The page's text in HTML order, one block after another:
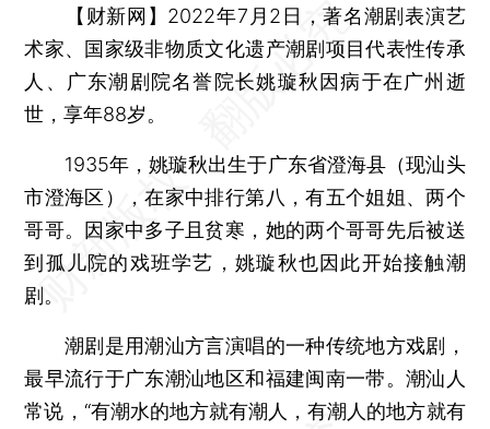
【财新网】 2022年7月2日，著名潮剧表演艺
术家、国家级非物质文化遗产潮剧项目代表性传承
人、广东潮剧院名誉院长姚璇秋因病于在广州逝
世，享年88岁。
1935年，姚璇秋出生于广东省澄海县（现汕头
市澄海区），在家中排行第八，有五个姐姐、两个
哥哥。因家中多子且贫寒，她的两个哥哥先后被送
到孤儿院的戏班学艺，姚璇秋也因此开始接触潮
剧。
潮剧是用潮汕方言演唱的一种传统地方戏剧，
最早流行于广东潮汕地区和福建闽南一带。潮汕人
常说，“有潮水的地方就有潮人，有潮人的地方就有